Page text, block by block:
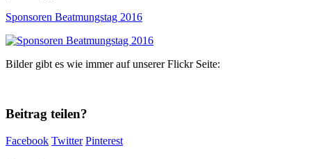
Sponsoren Beatmungstag 2016
Bilder gibt es wie immer auf unserer Flickr Seite:
Beitrag teilen?
Facebook Twitter Pinterest